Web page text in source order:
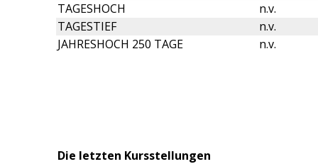
TAGESHOCH
n.v.
TAGESTIEF
n.v.
JAHRESHOCH 250 TAGE
n.v.
Die letzten Kursstellungen